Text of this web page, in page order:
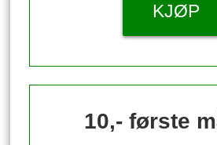
KJØP
10,- første